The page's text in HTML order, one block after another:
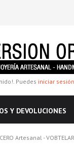
Puedes iniciar sesión
Y DEVOLUCIONES
Artesanal -